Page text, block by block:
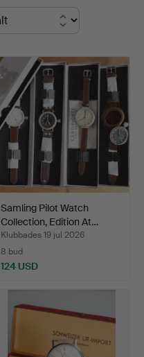
Samling Pilot Watch
Collection, Edition At…
Klubbades 19 jul 2026
8 bud
124 USD